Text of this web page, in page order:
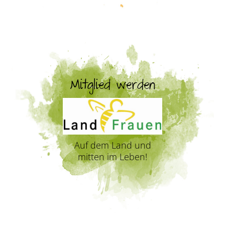
Mitglied werden
Auf dem Land und
mitten im Leben!